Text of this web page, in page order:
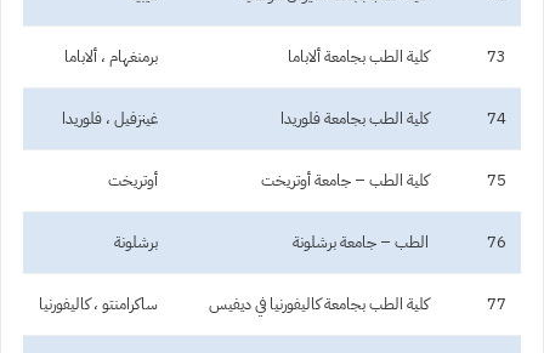
73 كلية الطب بجامعة ألاباما برمنغهام ، ألاباما
74 كلية الطب بجامعة فلوريدا غينزفيل ، فلوريدا
75 كلية الطب – جامعة أوتريخت أوتريخت
76 الطب – جامعة برشلونة برشلونة
77 كلية الطب بجامعة كاليفورنيا في ديفيس ساكرامنتو ، كاليفورنيا